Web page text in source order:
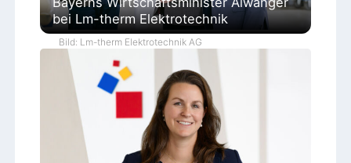
bei Lm-therm Elektrotechnik
Bild: Lm-therm Elektrotechnik AG